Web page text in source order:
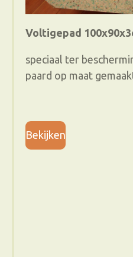
Voltigepad
speciaal ter
paard op maat
Bekijken